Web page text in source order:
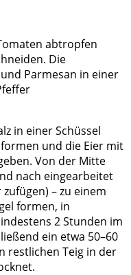
abtropfen
Die
Parmesan in einer
in einer Schüssel
und die Eier mit
Von der Mitte
nach eingearbeitet
– zu einem
formen, in
2 Stunden im
ein etwa 50–60
restlichen Teig in der